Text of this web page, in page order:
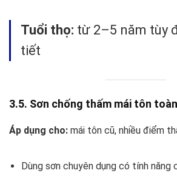
Tuổi thọ: từ 2–5 năm tùy
tiết
3.5. Sơn chống thấm mái tôn
Áp dụng cho: mái tôn cũ, nhiều điểm
Dùng sơn chuyên dụng có tính năng